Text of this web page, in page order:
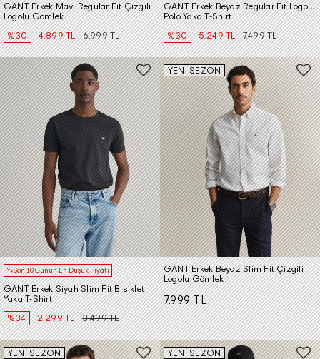
GANT Erkek Mavi Regular Fit Çizgili
Logolu Gömlek
%30
4.899 TL 6.999 TL
GANT Erkek Beyaz Regular Fit Logolu
Polo Yaka T-Shirt
%30
5.249 TL 7.499 TL
Son 10 Günün En Düşük Fiyatı
GANT Erkek Siyah Slim Fit Bisiklet
Yaka T-Shirt
%34
2.299 TL 3.499 TL
YENİ SEZON
GANT Erkek Beyaz Slim Fit Çizgili
Logolu Gömlek
7.999 TL
YENİ SEZON YENİ SEZON